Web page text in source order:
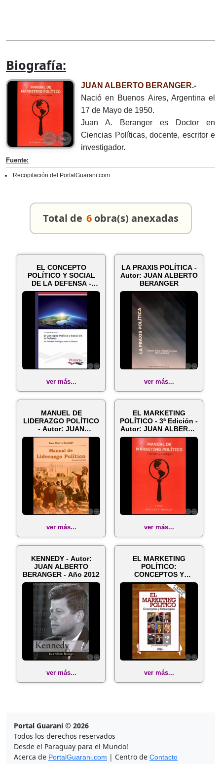
Biografía:
JUAN ALBERTO BERANGER.-
Nació en Buenos Aires, Argentina el
17 de Mayo de 1950.
Juan A. Beranger es Doctor en
Ciencias Políticas, docente, escritor e
investigador.
Fuente:
Recopilación del PortalGuarani.com
Total de 6 obra(s) anexadas
EL CONCEPTO
POLÍTICO Y SOCIAL
DE LA DEFENSA -
Autor: JUAN
ALBERTO...
ver más...
LA PRAXIS POLÍTICA -
Autor: JUAN ALBERTO
BERANGER
ver más...
MANUEL DE
LIDERAZGO POLÍTICO
- Autor: JUAN
ALBERTO BERANGER
ver más...
EL MARKETING
POLÍTICO - 3ª Edición -
Autor: JUAN ALBERTO
BERANGE...
ver más...
KENNEDY - Autor:
JUAN ALBERTO
BERANGER - Año 2012
ver más...
EL MARKETING
POLÍTICO:
CONCEPTOS Y
ESTRATEGIAS - Por
JUAN ALBERTO...
ver más...
Portal Guarani © 2026
Todos los derechos reservados
Desde el Paraguay para el Mundo!
Acerca de PortalGuarani.com | Centro de Contacto